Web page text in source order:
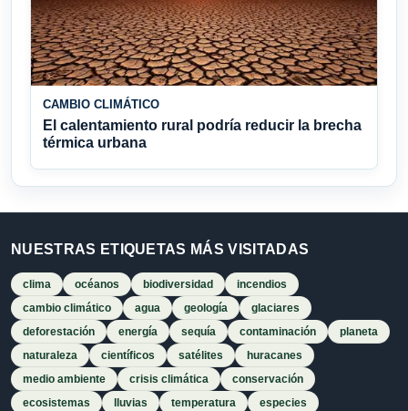
CAMBIO CLIMÁTICO
El calentamiento rural podría reducir la brecha
térmica urbana
NUESTRAS ETIQUETAS MÁS VISITADAS
clima océanos biodiversidad
incendios
cambio climático
agua geología
glaciares
deforestación
energía sequía contaminación
planeta
naturaleza
científicos satélites
huracanes
medio ambiente
crisis climática
conservación
ecosistemas
lluvias temperatura especies